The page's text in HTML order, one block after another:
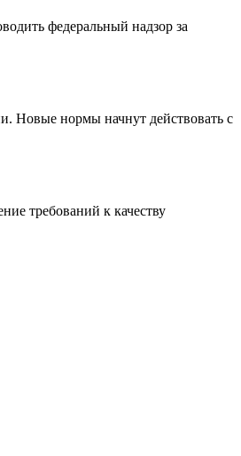
федеральный надзор за
Новые нормы начнут действовать с
требований к качеству